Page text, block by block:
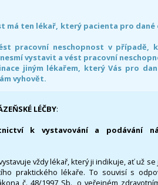
má ten lékař, který pacienta pro
pracovní neschopnost v případě,
vystavit a vést pracovní
jiným lékařem, který Vás pro
vyhovět.
LÉČBY:
k vystavování a podávání
vždy lékař, který ji indikuje, ať už
praktického lékaře. To souvisí s
č. 48/1997 Sb., o veřejném